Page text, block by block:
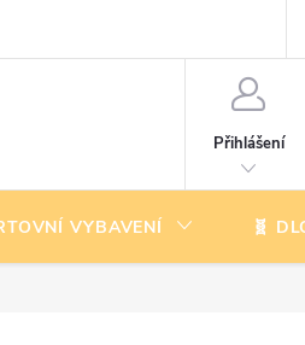
Přihlášení
VYBAVENÍ 🧬